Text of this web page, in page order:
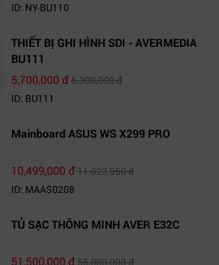
ID: NY-BU110
THIẾT BỊ GHI HÌNH SDI - AVERMEDIA
BU111
5,700,000 đ6,300,000 đ
ID: BU111
Mainboard ASUS WS X299 PRO
10,499,000 đ11,023,950 đ
ID: MAAS0208
TỦ SẠC THÔNG MINH AVER E32C
51,500,000 đ55,000,000 đ